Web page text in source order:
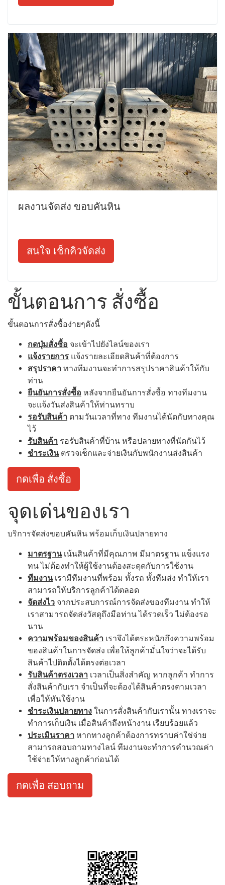
ผลงานจัดส่ง ขอบคันหิน
สนใจ เช็กคิวจัดส่ง
ขั้นตอนการ สั่งซื้อ
ขั้นตอนการสั่งซื้อง่ายๆดังนี้
กดปุ่มสั่งซื้อ จะเข้าไปยังไลน์ของเรา
แจ้งรายการ แจ้งรายละเอียดสินค้าที่ต้องการ
สรุปราคา ทางทีมงานจะทำการสรุปราคาสินค้าให้กับ
ท่าน
ยืนยันการสั่งซื้อ หลังจากยืนยันการสั่งซื้อ ทางทีมงาน
จะแจ้งวันส่งสินค้าให้ท่านทราบ
รอรับสินค้า ตามวันเวลาที่ทาง ทีมงานได้นัดกับทางคุณ
ไว้
รับสินค้า รอรับสินค้าที่บ้าน หรือปลายทางที่นัดกันไว้
ชำระเงินตรวจเช็กและจ่ายเงินกับพนักงานส่งสินค้า
กดเพื่อ สั่งซื้อ
จุดเด่นของเรา
บริการจัดส่งขอบคันหิน พร้อมเก็บเงินปลายทาง
มาตรฐานเน้นสินค้าที่มีคุณภาพ มีมาตรฐาน แข็งแรง
ทน ไม่ต้องทำให้ผู้ใช้งานต้องสะดุดกับการใช้งาน
ทีมงานเรามีทีมงานที่พร้อม ทั้งรถ ทั้งทีมส่ง ทำให้เรา
สามารถให้บริการลูกค้าได้ตลอด
จัดส่งไว จากประสบการณ์การจัดส่งของทีมงาน ทำให้
เราสามารถจัดส่งวัสดุถึงมือท่าน ได้รวดเร็ว ไม่ต้องรอ
นาน
ความพร้อมของสินค้า เราจึงได้ตระหนักถึงความพร้อม
ของสินค้าในการจัดส่ง เพื่อให้ลูกค้ามั่นใจว่าจะได้รับ
สินค้าไปติดตั้งได้ตรงต่อเวลา
รับสินค้าตรงเวลา เวลาเป็นสิ่งสำคัญ หากลูกค้า ทำการ
สั่งสินค้ากับเรา จำเป็นที่จะต้องได้สินค้าตรงตามเวลา
เพื่อให้ทันใช้งาน
ชำระเงินปลายทาง ในการสั่งสินค้ากับเรานั้น ทางเราจะ
ทำการเก็บเงิน เมื่อสินค้าถึงหน้างาน เรียบร้อยแล้ว
ประเมินราคา หากทางลูกค้าต้องการทราบค่าใช่จ่าย
สามารถสอบถามทางไลน์ ทีมงานจะทำการคำนวณค่า
ใช้จ่ายให้ทางลูกค้าก่อนได้
กดเพื่อ สอบถาม